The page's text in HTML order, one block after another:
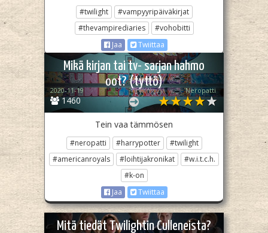
#twilight
#vampyyripäiväkirjat
#thevampirediaries
#vohobitti
Jaa
Twiittaa
Mikä kirjan tai tv- sarjan hahmo
oot? (tyttö)
1460
2020-11-19 Neropatti
Tein vaa tämmösen
#neropatti #harrypotter
#twilight
#americanroyals
#loihtijakronikat
#w.i.t.c.h.
#k-on
Jaa
Twiittaa
Mitä tiedät Twilightin Culleneista?